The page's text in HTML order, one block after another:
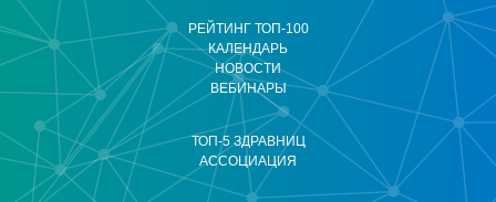
РЕЙТИНГ ТОП-100
КАЛЕНДАРЬ
НОВОСТИ
ВЕБИНАРЫ
ТОП-5 ЗДРАВНИЦ
АССОЦИАЦИЯ